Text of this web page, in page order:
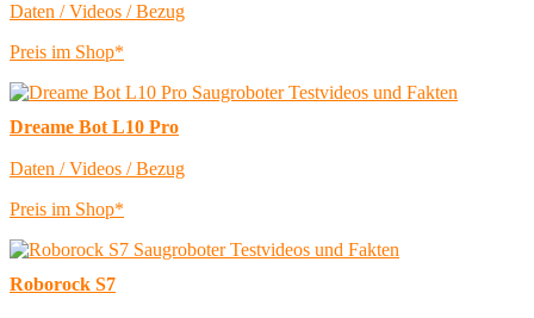
Daten / Videos / Bezug
Preis im Shop*
Dreame Bot L10 Pro
Daten / Videos / Bezug
Preis im Shop*
Roborock S7